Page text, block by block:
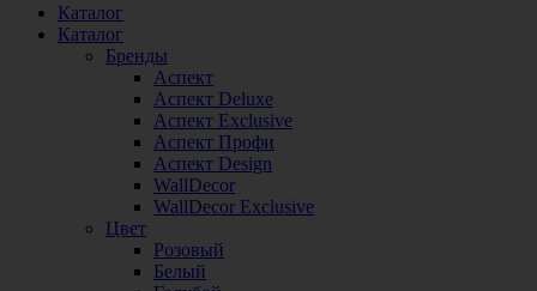
Каталог
Каталог
Бренды
Аспект
Аспект Deluxe
Аспект Exclusive
Аспект Профи
Аспект Design
WallDecor
WallDecor Exclusive
Цвет
Розовый
Белый